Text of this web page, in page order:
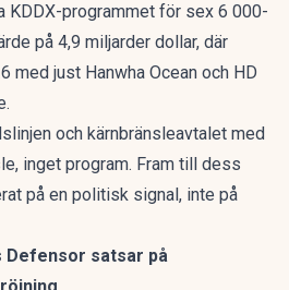
KDDX-programmet för sex 6 000-
på 4,9 miljarder dollar, där
med just Hanwha Ocean och HD
och kärnbränsleavtalet med
inget program. Fram till dess
på en politisk signal, inte på
Defensor satsar på